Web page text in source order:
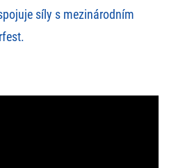
síly s mezinárodním